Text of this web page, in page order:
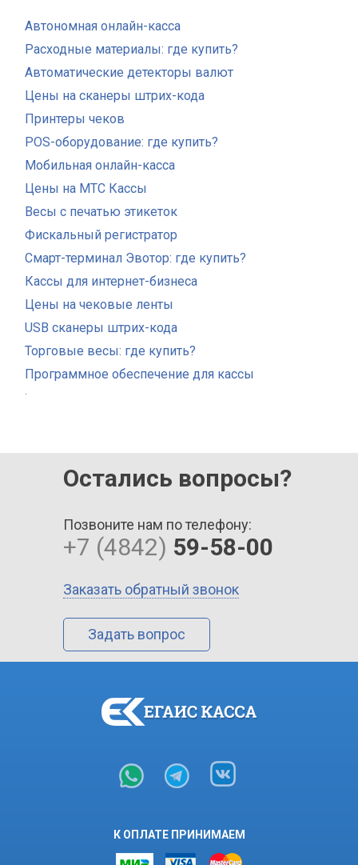
Автономная онлайн-касса
Расходные материалы: где купить?
Автоматические детекторы валют
Цены на сканеры штрих-кода
Принтеры чеков
POS-оборудование: где купить?
Мобильная онлайн-касса
Цены на МТС Кассы
Весы с печатью этикеток
Фискальный регистратор
Смарт-терминал Эвотор: где купить?
Кассы для интернет-бизнеса
Цены на чековые ленты
USB сканеры штрих-кода
Торговые весы: где купить?
Программное обеспечение для кассы
.
Остались вопросы?
Позвоните нам по телефону:
+7 (4842) 59-58-00
Заказать обратный звонок
Задать вопрос
К ОПЛАТЕ ПРИНИМАЕМ